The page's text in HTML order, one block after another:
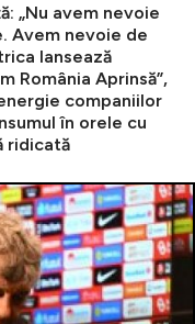
„Nu avem nevoie
Avem nevoie de
lansează
România Aprinsă”,
companiilor
în orele cu
ridicată